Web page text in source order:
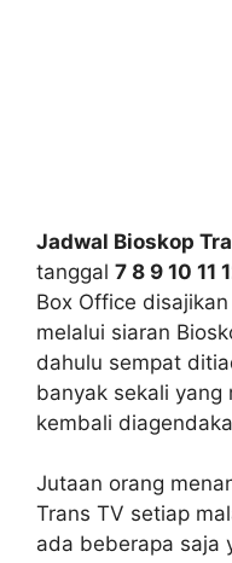
Jadwal Bioskop
tanggal 7 8 9 10 11
Box Office
melalui siaran
dahulu sempat
banyak sekali yang
kembali
Jutaan orang
Trans TV setiap
ada beberapa saja